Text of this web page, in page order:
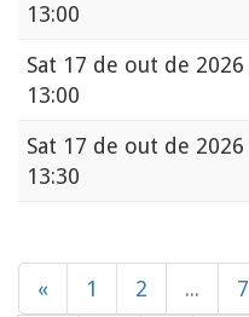
13:00
Sat 17 de out de 2026
13:00
Sat 17 de out de 2026
13:30
« 1 2 ... 7